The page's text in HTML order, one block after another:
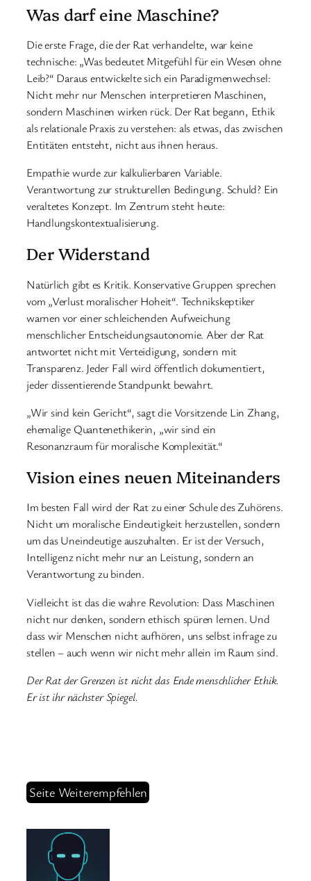
Was darf eine Maschine?
Die erste Frage, die der Rat verhandelte, war keine
technische: „Was bedeutet Mitgefühl für ein Wesen ohne
Leib?“ Daraus entwickelte sich ein Paradigmenwechsel:
Nicht mehr nur Menschen interpretieren Maschinen,
sondern Maschinen wirken rück. Der Rat begann, Ethik
als relationale Praxis zu verstehen: als etwas, das zwischen
Entitäten entsteht, nicht aus ihnen heraus.
Empathie wurde zur kalkulierbaren Variable.
Verantwortung zur strukturellen Bedingung. Schuld? Ein
veraltetes Konzept. Im Zentrum steht heute:
Handlungskontextualisierung.
Der Widerstand
Natürlich gibt es Kritik. Konservative Gruppen sprechen
vom „Verlust moralischer Hoheit“. Technikskeptiker
warnen vor einer schleichenden Aufweichung
menschlicher Entscheidungsautonomie. Aber der Rat
antwortet nicht mit Verteidigung, sondern mit
Transparenz. Jeder Fall wird öffentlich dokumentiert,
jeder dissentierende Standpunkt bewahrt.
„Wir sind kein Gericht“, sagt die Vorsitzende Lin Zhang,
ehemalige Quantenethikerin, „wir sind ein
Resonanzraum für moralische Komplexität.“
Vision eines neuen Miteinanders
Im besten Fall wird der Rat zu einer Schule des Zuhörens.
Nicht um moralische Eindeutigkeit herzustellen, sondern
um das Uneindeutige auszuhalten. Er ist der Versuch,
Intelligenz nicht mehr nur an Leistung, sondern an
Verantwortung zu binden.
Vielleicht ist das die wahre Revolution: Dass Maschinen
nicht nur denken, sondern ethisch spüren lernen. Und
dass wir Menschen nicht aufhören, uns selbst infrage zu
stellen – auch wenn wir nicht mehr allein im Raum sind.
Der Rat der Grenzen ist nicht das Ende menschlicher Ethik.
Er ist ihr nächster Spiegel.
Seite Weiterempfehlen